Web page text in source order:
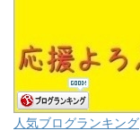
人気ブログランキング